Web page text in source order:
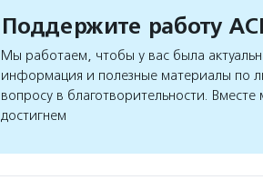
Поддержите работу
Мы работаем, чтобы у вас была
информация и полезные материалы по
вопросу в благотворительности. Вместе
достигнем